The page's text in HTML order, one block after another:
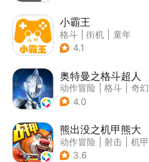
小霸王
格斗 街机
童年
| 怀旧
4.1
奥特曼之格斗超人
动作冒险 格斗
奇幻
| 奥特曼
4.0
熊出没之机甲熊大
动作冒险 射击
机甲
| 熊出没
3.6